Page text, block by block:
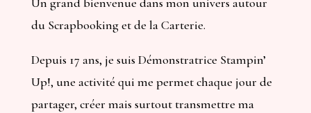
du Scrapbooking et de la Carterie.
Depuis 17 ans, je suis Démonstratrice Stampin’
Up!, une activité qui me permet chaque jour de
partager, créer mais surtout transmettre ma